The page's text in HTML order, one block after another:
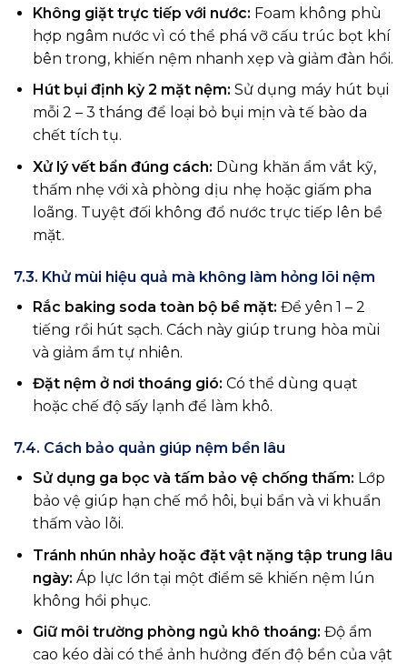
Không giặt trực tiếp với nước: Foam không phù
hợp ngâm nước vì có thể phá vỡ cấu trúc bọt khí
bên trong, khiến nệm nhanh xẹp và giảm đàn hồi.
Hút bụi định kỳ 2 mặt nệm: Sử dụng máy hút bụi
mỗi 2 – 3 tháng để loại bỏ bụi mịn và tế bào da
chết tích tụ.
Xử lý vết bẩn đúng cách: Dùng khăn ẩm vắt kỹ,
thấm nhẹ với xà phòng dịu nhẹ hoặc giấm pha
loãng. Tuyệt đối không đổ nước trực tiếp lên bề
mặt.
7.3. Khử mùi hiệu quả mà không làm hỏng lõi nệm
Rắc baking soda toàn bộ bề mặt: Để yên 1 – 2
tiếng rồi hút sạch. Cách này giúp trung hòa mùi
và giảm ẩm tự nhiên.
Đặt nệm ở nơi thoáng gió: Có thể dùng quạt
hoặc chế độ sấy lạnh để làm khô.
7.4. Cách bảo quản giúp nệm bền lâu
Sử dụng ga bọc và tấm bảo vệ chống thấm: Lớp
bảo vệ giúp hạn chế mồ hôi, bụi bẩn và vi khuẩn
thấm vào lõi.
Tránh nhún nhảy hoặc đặt vật nặng tập trung lâu
ngày: Áp lực lớn tại một điểm sẽ khiến nệm lún
không hồi phục.
Giữ môi trường phòng ngủ khô thoáng: Độ ẩm
cao kéo dài có thể ảnh hưởng đến độ bền của vật